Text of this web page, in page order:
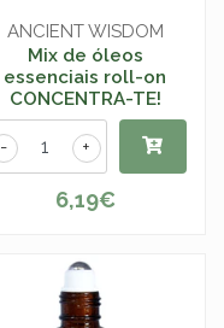
ANCIENT WISDOM
Mix de óleos
essenciais roll-on
CONCENTRA-TE!
+
-
6,19€